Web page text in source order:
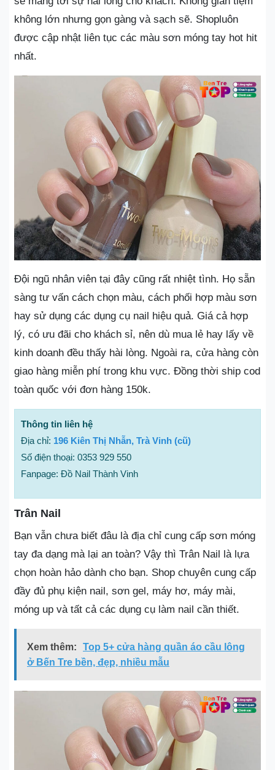
không lớn nhưng gọn gàng và sạch sẽ. Shopluôn
được cập nhật liên tục các màu sơn móng tay hot hit
nhất.
Đội ngũ nhân viên tại đây cũng rất nhiệt tình. Họ sẵn
sàng tư vấn cách chọn màu, cách phối hợp màu sơn
hay sử dụng các dụng cụ nail hiệu quả. Giá cả hợp
lý, có ưu đãi cho khách sỉ, nên dù mua lẻ hay lấy về
kinh doanh đều thấy hài lòng. Ngoài ra, cửa hàng còn
giao hàng miễn phí trong khu vực. Đồng thời ship cod
toàn quốc với đơn hàng 150k.
Thông tin liên hệ
Địa chỉ: 196 Kiên Thị Nhẫn, Trà Vinh (cũ)
Số điện thoại: 0353 929 550
Fanpage: Đồ Nail Thành Vinh
Trân Nail
Bạn vẫn chưa biết đâu là địa chỉ cung cấp sơn móng
tay đa dạng mà lại an toàn? Vậy thì Trân Nail là lựa
chọn hoàn hảo dành cho bạn. Shop chuyên cung cấp
đầy đủ phụ kiện nail, sơn gel, máy hơ, máy mài,
móng up và tất cả các dụng cụ làm nail cần thiết.
Xem thêm:
Top 5+ cửa hàng quần áo cầu lông
ở Bến Tre bền, đẹp, nhiều mẫu